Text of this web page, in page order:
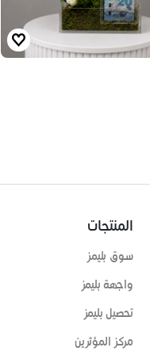
المنتجات
سوق بليمز
واجهة بليمز
تحصيل بليمز
مركز المؤثرين